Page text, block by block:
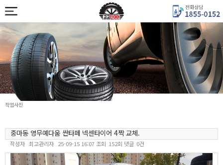
작업사진
중마동 영무예다움 싼타페 넥센타이어 4짝 교체.
작성자 최고관리자 25-09-15 16:07 조회 152회 댓글 0건
본문